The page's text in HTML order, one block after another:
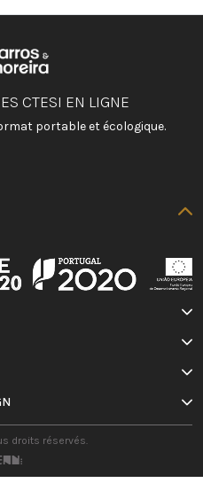
CTESI EN LIGNE
portable et écologique.
droits réservés.